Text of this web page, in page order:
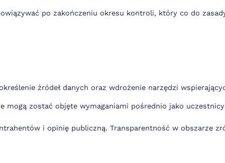
po zakończeniu okresu kontroli, który co do
źródeł danych oraz wdrożenie narzędzi
zostać objęte wymaganiami pośrednio jako
i opinię publiczną. Transparentność w